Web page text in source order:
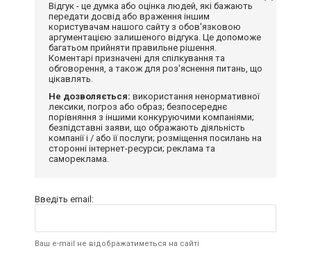
Відгук - це думка або оцінка людей, які бажають
передати досвід або враження іншим
користувачам нашого сайту з обов'язковою
аргументацією залишеного відгука. Це допоможе
багатьом прийняти правильне рішення.
Коментарі призначені для спілкування та
обговорення, а також для роз'яснення питань, що
цікавлять.
Не дозволяється: використання ненормативної
лексики, погроз або образ; безпосереднє
порівняння з іншими конкуруючими компаніями;
безпідставні заяви, що ображають діяльність
компанії і / або її послуги; розміщення посилань на
сторонні інтернет-ресурси; реклама та
самореклама.
Введіть email:
Ваш e-mail не відображатиметься на сайті